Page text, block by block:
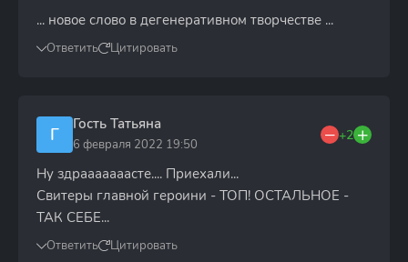
... новое слово в дегенеративном творчестве ...
Ответить Цитировать
Г Гость Татьяна
6 февраля 2022 19:50
+2
Ну здрааааааасте.... Приехали...
Свитеры главной героини - ТОП! ОСТАЛЬНОЕ -
ТАК СЕБЕ...
Ответить Цитировать